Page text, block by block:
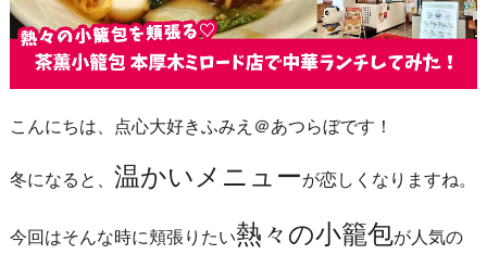
こんにちは、点心大好きふみえ＠あつらぼです！
冬になると、 温かいメニューが恋しくなりますね。
今回はそんな時に頬張りたい熱々の小籠包が人気の